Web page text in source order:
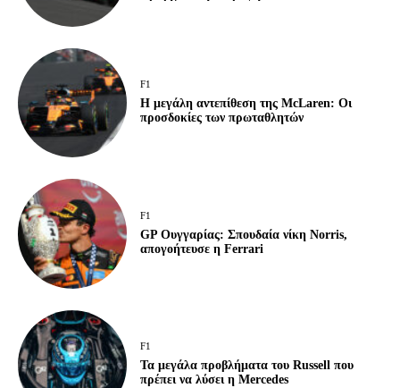
F1
Η μεγάλη αντεπίθεση της McLaren: Οι
προσδοκίες των πρωταθλητών
F1
GP Ουγγαρίας: Σπουδαία νίκη Norris,
απογοήτευσε η Ferrari
F1
Τα μεγάλα προβλήματα του Russell που
πρέπει να λύσει η Mercedes